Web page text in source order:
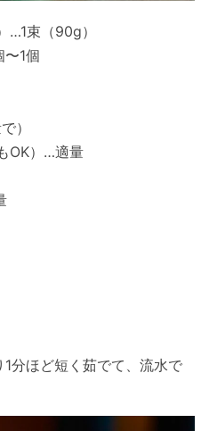
…1束（90g）
1個
）
OK）…適量
ほど短く茹でて、流水で